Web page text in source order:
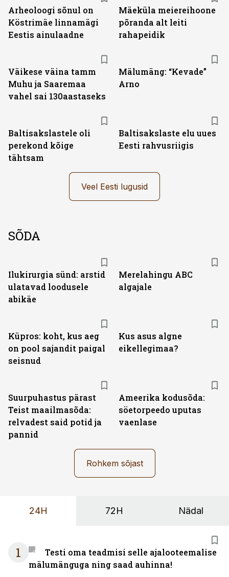
Arheoloogi sõnul on
Köstrimäe linnamägi
Eestis ainulaadne
Mäeküla meiereihoone
põranda alt leiti
rahapeidik
Väikese väina tamm
Muhu ja Saaremaa
vahel sai 130aastaseks
Mälumäng: “Kevade”
Arno
Baltisakslastele oli
perekond kõige
tähtsam
Baltisakslaste elu uues
Eesti rahvusriigis
Veel Eesti lugusid
SÕDA
Ilukirurgia sünd: arstid
ulatavad loodusele
abikäe
Merelahingu ABC
algajale
Küpros: koht, kus aeg
on pool sajandit paigal
seisnud
Kus asus algne
eikellegimaa?
Suurpuhastus pärast
Teist maailmasõda:
relvadest said potid ja
pannid
Ameerika kodusõda:
söetorpeedo uputas
vaenlase
Rohkem sõjast
24H 72H Nädal
1
Testi oma teadmisi selle ajalooteemalise
mälumänguga ning saad auhinna!